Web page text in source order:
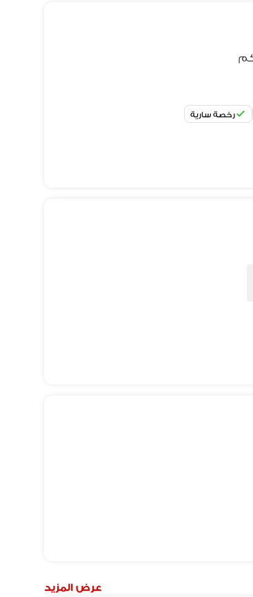
رخصة سارية
عرض المزيد